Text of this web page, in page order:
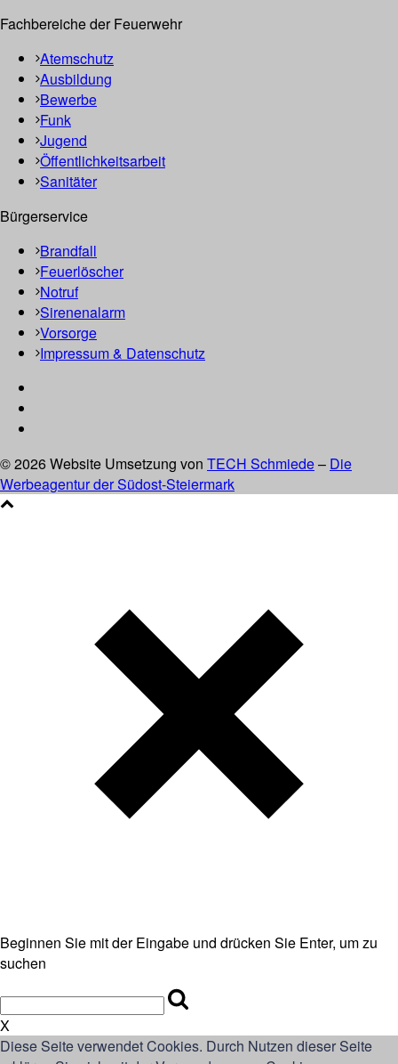
Fachbereiche der Feuerwehr
Atemschutz
Ausbildung
Bewerbe
Funk
Jugend
Öffentlichkeitsarbeit
Sanitäter
Bürgerservice
Brandfall
Feuerlöscher
Notruf
Sirenenalarm
Vorsorge
Impressum & Datenschutz
© 2026 Website Umsetzung von TECH Schmiede– Die
Werbeagentur der Südost-Steiermark
Beginnen Sie mit der Eingabe und drücken Sie Enter, um zu
suchen
X
Diese Seite verwendet Cookies. Durch Nutzen dieser Seite